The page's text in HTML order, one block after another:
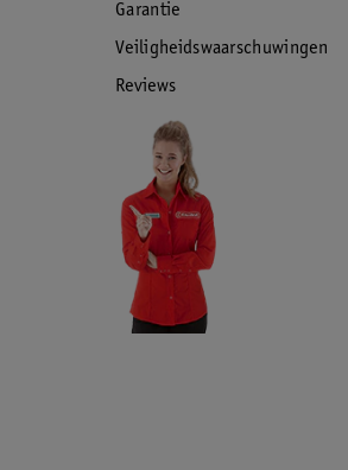
Garantie
Veiligheidswaarschuwingen
Reviews